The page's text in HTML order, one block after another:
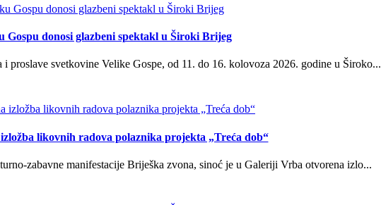
Gospu donosi glazbeni spektakl u Široki Brijeg
proslave svetkovine Velike Gospe, od 11. do 16. kolovoza 2026. godine u Široko...
likovnih radova polaznika projekta „Treća dob“
zabavne manifestacije Briješka zvona, sinoć je u Galeriji Vrba otvorena izlo...